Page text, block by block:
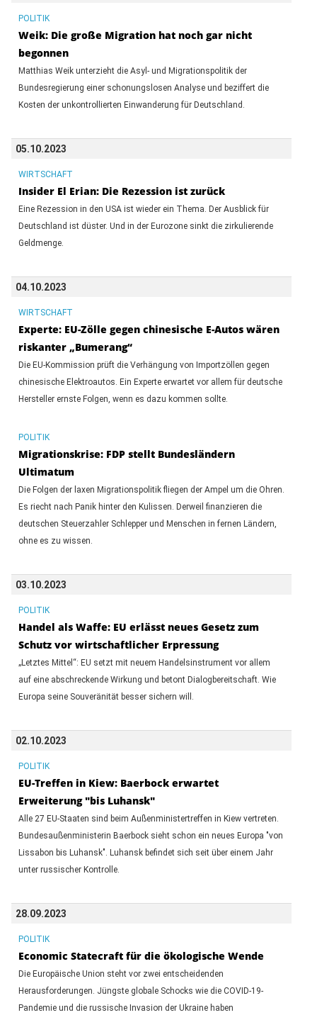
POLITIK
Weik: Die große Migration hat noch gar nicht
begonnen
Matthias Weik unterzieht die Asyl- und Migrationspolitik der
Bundesregierung einer schonungslosen Analyse und beziffert die
Kosten der unkontrollierten Einwanderung für Deutschland.
05.10.2023
WIRTSCHAFT
Insider El Erian: Die Rezession ist zurück
Eine Rezession in den USA ist wieder ein Thema. Der Ausblick für
Deutschland ist düster. Und in der Eurozone sinkt die zirkulierende
Geldmenge.
04.10.2023
WIRTSCHAFT
Experte: EU-Zölle gegen chinesische E-Autos wären
riskanter „Bumerang“
Die EU-Kommission prüft die Verhängung von Importzöllen gegen
chinesische Elektroautos. Ein Experte erwartet vor allem für deutsche
Hersteller ernste Folgen, wenn es dazu kommen sollte.
POLITIK
Migrationskrise: FDP stellt Bundesländern
Ultimatum
Die Folgen der laxen Migrationspolitik fliegen der Ampel um die Ohren.
Es riecht nach Panik hinter den Kulissen. Derweil finanzieren die
deutschen Steuerzahler Schlepper und Menschen in fernen Ländern,
ohne es zu wissen.
03.10.2023
POLITIK
Handel als Waffe: EU erlässt neues Gesetz zum
Schutz vor wirtschaftlicher Erpressung
„Letztes Mittel“: EU setzt mit neuem Handelsinstrument vor allem
auf eine abschreckende Wirkung und betont Dialogbereitschaft. Wie
Europa seine Souveränität besser sichern will.
02.10.2023
POLITIK
EU-Treffen in Kiew: Baerbock erwartet
Erweiterung "bis Luhansk"
Alle 27 EU-Staaten sind beim Außenministertreffen in Kiew vertreten.
Bundesaußenministerin Baerbock sieht schon ein neues Europa "von
Lissabon bis Luhansk". Luhansk befindet sich seit über einem Jahr
unter russischer Kontrolle.
28.09.2023
POLITIK
Economic Statecraft für die ökologische Wende
Die Europäische Union steht vor zwei entscheidenden
Herausforderungen. Jüngste globale Schocks wie die COVID-19-
Pandemie und die russische Invasion der Ukraine haben